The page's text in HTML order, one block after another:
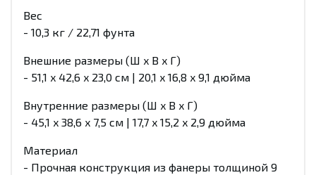
Вес
- 10,3 кг / 22,71 фунта
Внешние размеры (Ш x В x Г)
- 51,1 x 42,6 x 23,0 см | 20,1 x 16,8 x 9,1 дюйма
Внутренние размеры (Ш x В x Г)
- 45,1 x 38,6 x 7,5 см | 17,7 x 15,2 x 2,9 дюйма
Материал
- Прочная конструкция из фанеры толщиной 9